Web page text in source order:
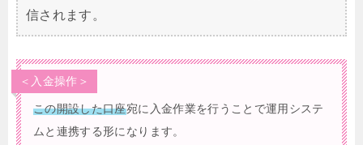
信されます。
＜入金操作＞
この開設した口座宛に入金作業を行うことで運用システ
ムと連携する形になります。